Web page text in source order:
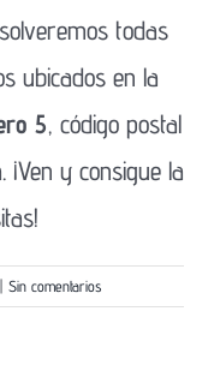
todas
ubicados en la
5, código postal
y consigue la
| Sin comentarios